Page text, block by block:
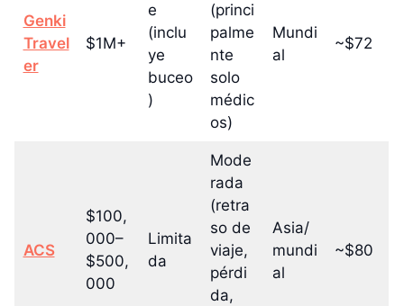
Genki
Travel
er
$1M+
e
(inclu
ye
buceo
)
(princi
palme
nte
solo
médic
os)
Mundi
al
~$72
ACS
$100,
000–
$500,
000
Limita
da
Mode
rada
(retra
so de
viaje,
pérdi
da,
Asia/
mundi
al
~$80